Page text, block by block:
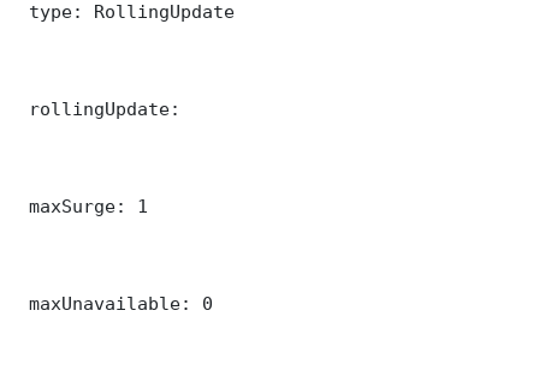
type: RollingUpdate
rollingUpdate:
maxSurge: 1
maxUnavailable: 0